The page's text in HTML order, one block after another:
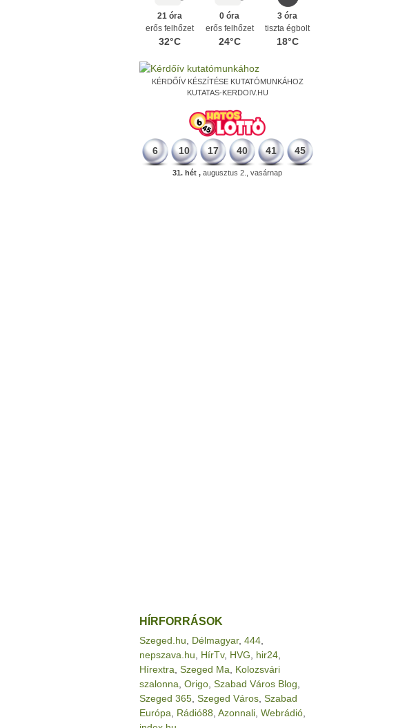
21 óra
erős felhőzet
32°C
0 óra
erős felhőzet
24°C
3 óra
tiszta égbolt
18°C
KÉRDŐÍV KÉSZÍTÉSE KUTATÓMUNKÁHOZ
KUTATAS-KERDOIV.HU
6 10 17 40 41 45
31. hét , augusztus 2., vasárnap
HÍRFORRÁSOK
Szeged.hu Délmagyar, 444
nepszava.hu
HírTv, HVG hir24
Hírextra Szeged Ma
Kolozsvári
szalonna Origo Szabad Város Blog
Szeged 365 Szeged Város Szabad
Európa
Rádió88 Azonnali Webrádió